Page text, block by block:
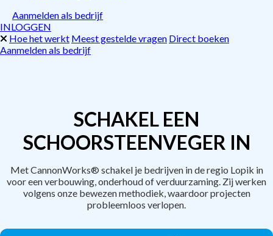
Aanmelden als bedrijf
INLOGGEN
Hoe het werkt Meest gestelde vragen Direct boeken
Aanmelden als bedrijf
SCHAKEL EEN
SCHOORSTEENVEGER IN
Met CannonWorks® schakel je bedrijven in de regio Lopik in
voor een verbouwing, onderhoud of verduurzaming. Zij werken
volgens onze bewezen methodiek, waardoor projecten
probleemloos verlopen.